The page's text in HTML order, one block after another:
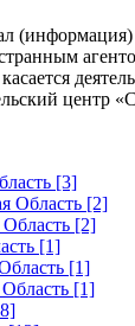
центр
[3]
Область [2]
Область [2]
[1]
[1]
[1]